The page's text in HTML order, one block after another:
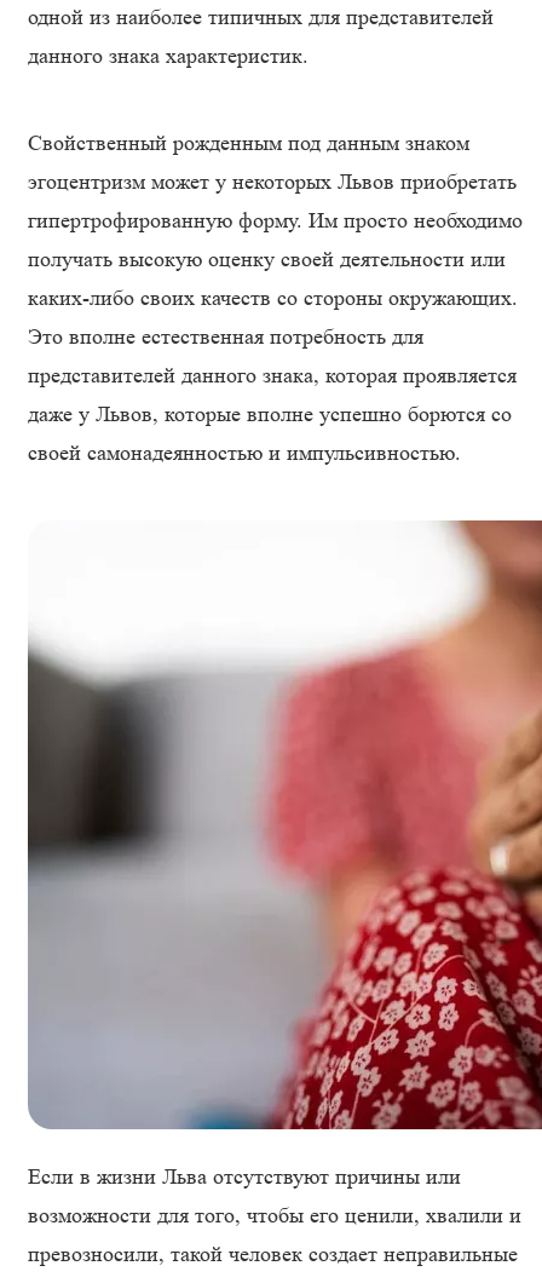
одной из наиболее типичных для представителей
данного знака характеристик.
Свойственный рожденным под данным знаком
эгоцентризм может у некоторых Львов приобретать
гипертрофированную форму. Им просто необходимо
получать высокую оценку своей деятельности или
каких-либо своих качеств со стороны окружающих.
Это вполне естественная потребность для
представителей данного знака, которая проявляется
даже у Львов, которые вполне успешно борются со
своей самонадеянностью и импульсивностью.
Если в жизни Льва отсутствуют причины или
возможности для того, чтобы его ценили, хвалили и
превозносили, такой человек создает неправильные